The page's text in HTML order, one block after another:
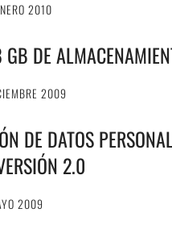
2010
DE
2009
DE DATOS
2.0
2009